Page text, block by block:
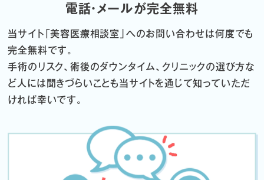
電話・メールが完全無料
当サイト「美容医療相談室」へのお問い合わせは何度でも
完全無料です。
手術のリスク、術後のダウンタイム、クリニックの選び方な
ど 人には聞きづらいことも当サイトを通じて知っていただ
ければ幸いです。